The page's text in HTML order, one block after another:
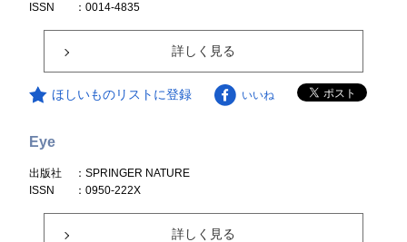
ISSN
：0014-4835
詳しく見る
ほしいものリストに登録 いいね
Eye
出版社
：SPRINGER NATURE
ISSN
：0950-222X
詳しく見る